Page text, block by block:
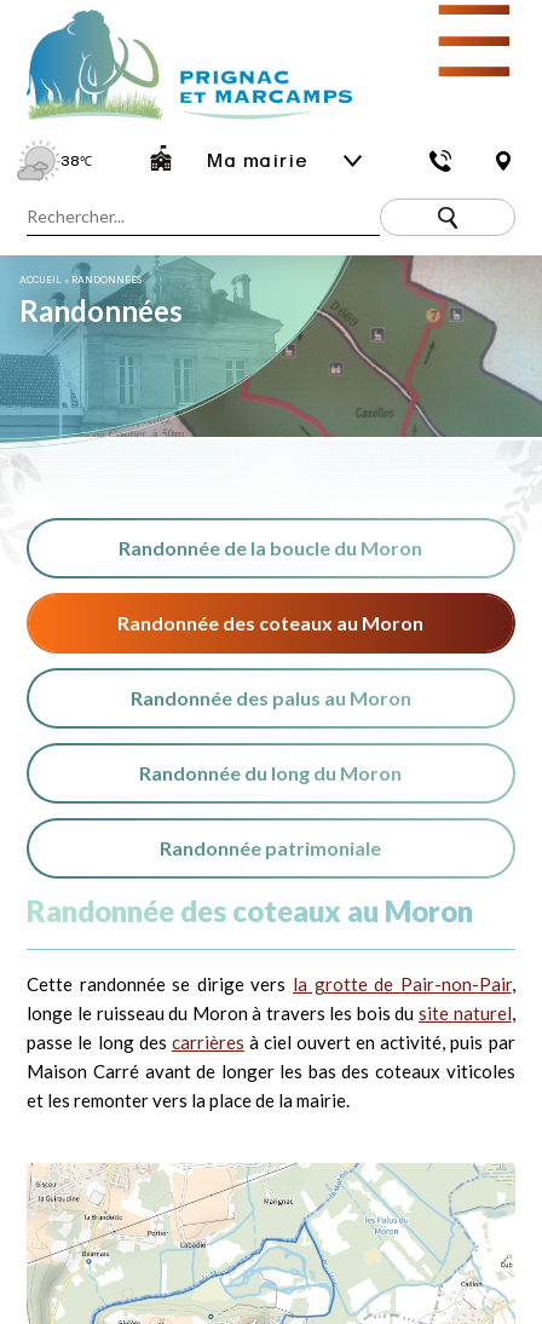
38℃ Ma mairie
☰
ACCUEIL » RANDONNÉES
Randonnées
Randonnée de la boucle du Moron
Randonnée des coteaux au Moron
Randonnée des palus au Moron
Randonnée du long du Moron
Randonnée patrimoniale
Randonnée des coteaux au Moron
Cette randonnée se dirige vers la grotte de Pair-non-Pair,
longe le ruisseau du Moron à travers les bois dusite naturel,
passe le long des carrières à ciel ouvert en activité, puis par
Maison Carré avant de longer les bas des coteaux viticoles
et les remonter vers la place de la mairie.